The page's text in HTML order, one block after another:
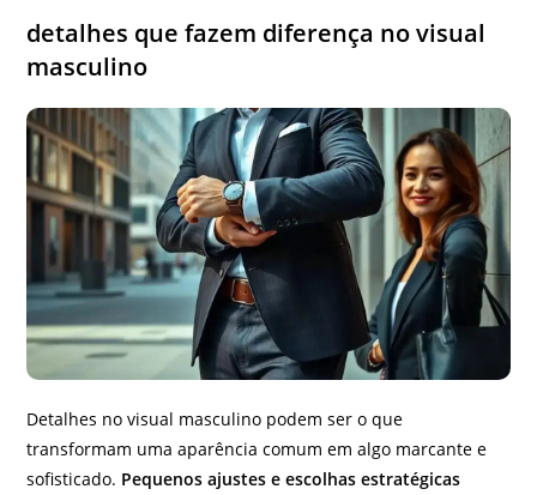
detalhes que fazem diferença no visual
masculino
Detalhes no visual masculino podem ser o que
transformam uma aparência comum em algo marcante e
sofisticado. Pequenos ajustes e escolhas estratégicas